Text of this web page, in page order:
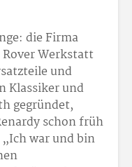
die Firma
Werkstatt
und
Klassiker und
gegründet,
schon früh
war und bin